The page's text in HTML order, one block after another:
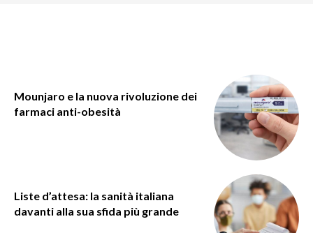
Mounjaro e la nuova rivoluzione dei
farmaci anti-obesità
Liste d’attesa: la sanità italiana
davanti alla sua sfida più grande